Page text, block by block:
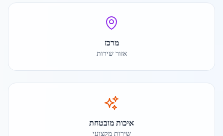
מרכז
אזור שירות
איכות מובטחת
שירות מקצועי